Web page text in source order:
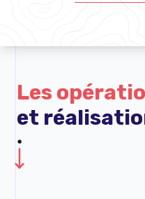
Les
et